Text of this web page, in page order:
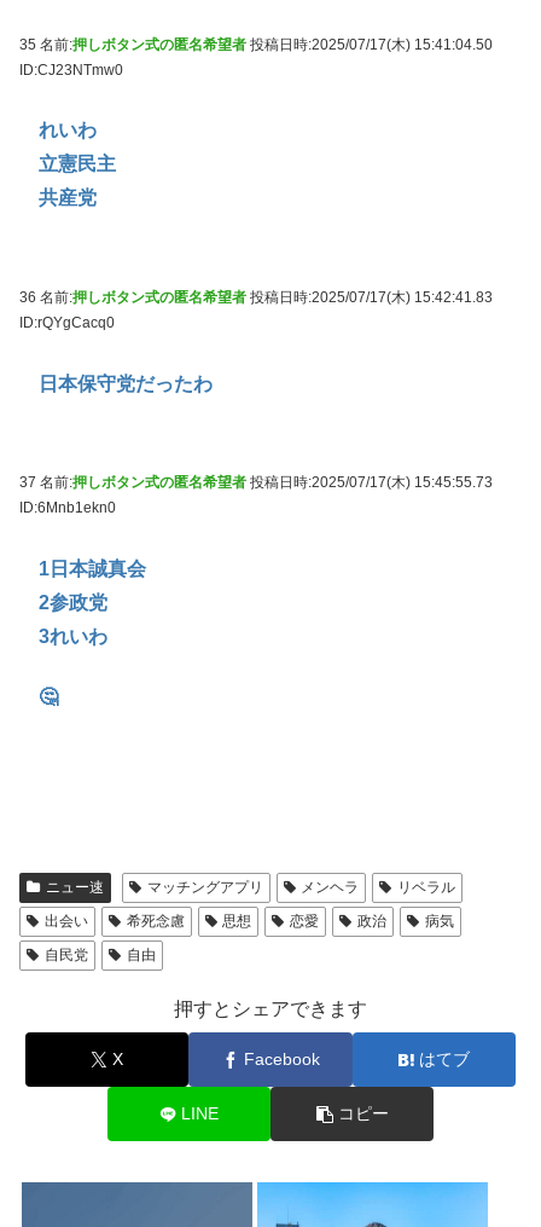
35 名前:押しボタン式の匿名希望者 投稿日時:2025/07/17(木) 15:41:04.50
ID:CJ23NTmw0
れいわ
立憲民主
共産党
36 名前:押しボタン式の匿名希望者 投稿日時:2025/07/17(木) 15:42:41.83
ID:rQYgCacq0
日本保守党だったわ
37 名前:押しボタン式の匿名希望者 投稿日時:2025/07/17(木) 15:45:55.73
ID:6Mnb1ekn0
1日本誠真会
2参政党
3れいわ
🤔
ニュー速 マッチングアプリ メンヘラ
リベラル
出会い
希死念慮 思想 恋愛 政治
病気
自民党
自由
押すとシェアできます
X Facebook はてブ
LINE コピー